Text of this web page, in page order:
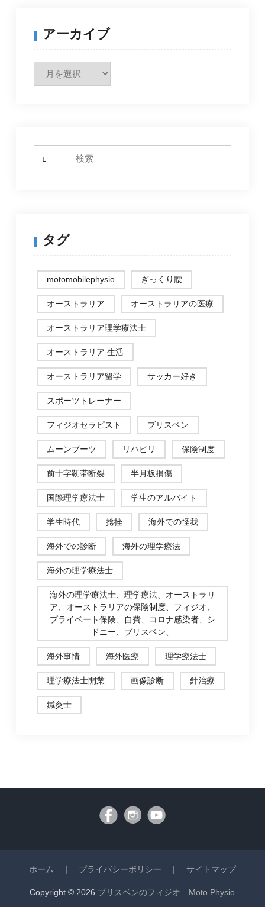
アーカイブ
Search
タグ
motomobilephysio ぎっくり腰
オーストラリア オーストラリアの医療
オーストラリア理学療法士
オーストラリア 生活
オーストラリア留学 サッカー好き
スポーツトレーナー
フィジオセラピスト ブリスベン
ムーンブーツ リハビリ 保険制度
前十字靭帯断裂 半月板損傷
国際理学療法士 学生のアルバイト
学生時代 捻挫 海外での怪我
海外での診断 海外の理学療法
海外の理学療法士
海外の理学療法士、理学療法、オーストラリ
ア、オーストラリアの保険制度、フィジオ、
プライベート保険、自費、コロナ感染者、シ
ドニー、ブリスベン、
海外事情 海外医療 理学療法士
理学療法士開業 画像診断 針治療
鍼灸士
ホーム ｜ プライバシーポリシー ｜ サイトマップ
Copyright © 2026 ブリスベンのフィジオ Moto Physio